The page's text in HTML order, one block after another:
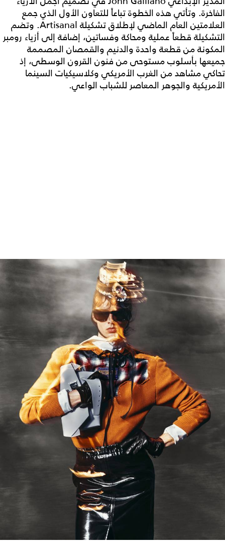
الفاخرة. وتأتي هذه الخطوة تباعاً للتعاون الأول الذي جمع
العلامتين العام الماضي لإطلاق تشكيلة Artisanal. وتضم
التشكيلة قطعاً عملية ومحاكة وفساتين، إضافة إلى أزياء رومبر
المكونة من قطعة واحدة والدنيم والقمصان المصممة
جميعها بأسلوب مستوحى من فنون القرون الوسطى، إذ
تحاكي مشاهد من الغرب الأمريكي وكلاسيكيات السينما
الأمريكية والجوهر المعاصر للشباب الواعي.